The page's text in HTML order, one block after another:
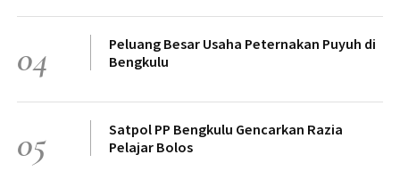
04
Peluang Besar Usaha Peternakan Puyuh di
Bengkulu
05
Satpol PP Bengkulu Gencarkan Razia
Pelajar Bolos